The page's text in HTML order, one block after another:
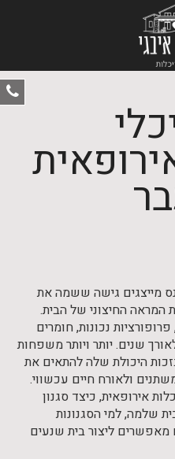
מייצגים גישה ששמה את
המראה החיצוני של הבית.
נכונות, חומרים
שנים. יותר ויותר משפחות
היכולת שלה להתאים את
ולאורח חיים עכשווי.
אירופאית, כיצד סגנון
שלמה, למי הסגנונות
מאפשרים ליצור בית שנעים